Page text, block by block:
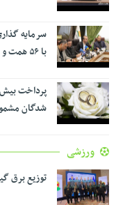
با ۵۶ همت و ۴۰ میلیون یورو می باشد
شدگان
ورزشی
توزیع برق